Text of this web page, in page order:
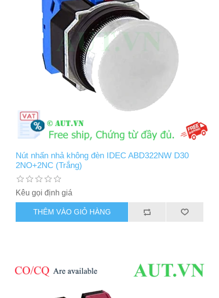
Nút nhấn nhả không đèn IDEC ABD322NW D30
2NO+2NC (Trắng)
Kêu gọi định giá
THÊM VÀO GIỎ HÀNG